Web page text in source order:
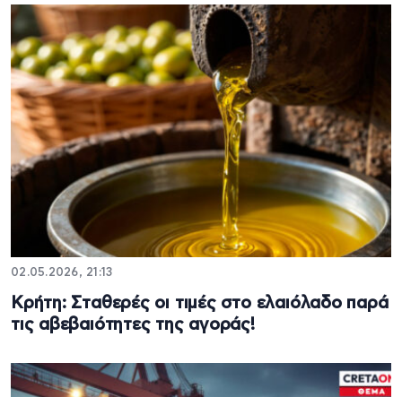
02.05.2026, 21:13
Κρήτη: Σταθερές οι τιμές στο ελαιόλαδο παρά
τις αβεβαιότητες της αγοράς!